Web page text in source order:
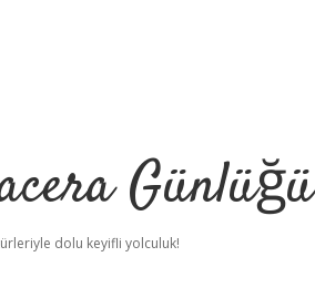
Günlüğü
dolu keyifli yolculuk!